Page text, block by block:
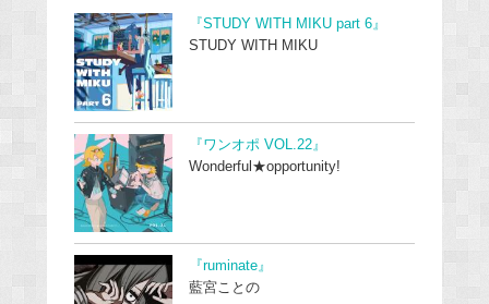
『STUDY WITH MIKU part 6』
STUDY WITH MIKU
『ワンオポ VOL.22』
Wonderful★opportunity!
『ruminate』
藍宮ことの